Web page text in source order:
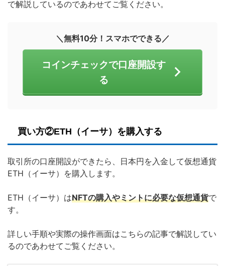
で解説しているのであわせてご覧ください。
＼無料10分！スマホでできる／
コインチェックで口座開設す
る
買い方②ETH（イーサ）を購入する
取引所の口座開設ができたら、日本円を入金して仮想通貨
ETH（イーサ）を購入します。
ETH（イーサ）はNFTの購入やミントに必要な仮想通貨で
す。
詳しい手順や実際の操作画面はこちらの記事で解説してい
るのであわせてご覧ください。